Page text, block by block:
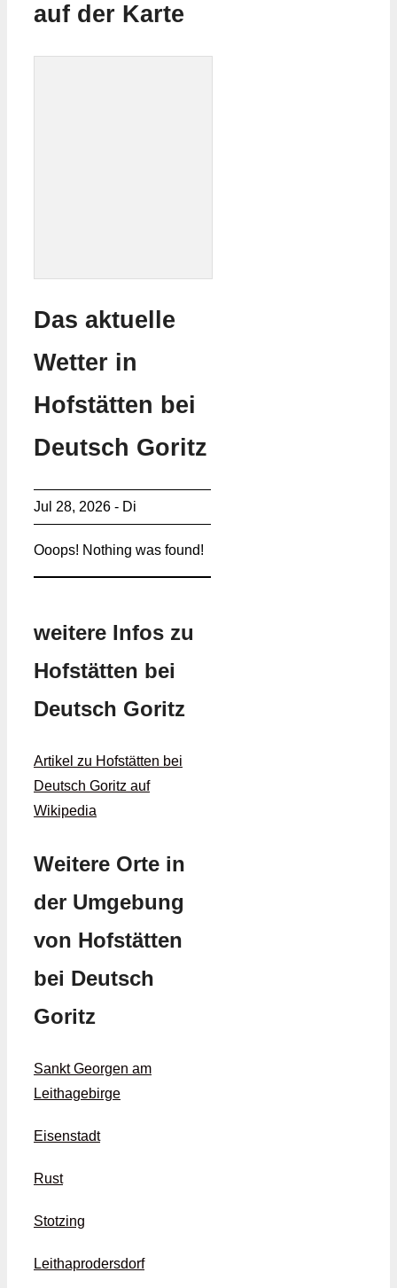
auf der Karte
Das aktuelle
Wetter in
Hofstätten bei
Deutsch Goritz
Jul 28, 2026 - Di
Ooops! Nothing was found!
weitere Infos zu
Hofstätten bei
Deutsch Goritz
Artikel zu Hofstätten bei
Deutsch Goritz auf
Wikipedia
Weitere Orte in
der Umgebung
von Hofstätten
bei Deutsch
Goritz
Sankt Georgen am
Leithagebirge
Eisenstadt
Rust
Stotzing
Leithaprodersdorf